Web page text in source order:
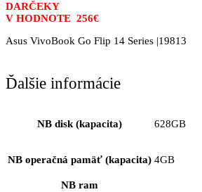
DARČEKY
V HODNOTE 256€
Asus VivoBook Go Flip 14 Series |19813
Ďalšie informácie
NB disk (kapacita) 628GB
NB operačná pamäť (kapacita) 4GB
NB ram